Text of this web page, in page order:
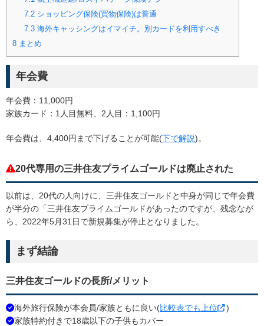
7.2ショッピング保険(買物保険)は普通
7.3海外キャッシングはイマイチ。別カードを利用すべき
8 まとめ
年会費
年会費：11,000円
家族カード：1人目無料、2人目：1,100円
年会費は、4,400円まで下げることが可能(下で解説)。
20代専用の三井住友プライムゴールドは廃止された
以前は、20代の人向けに、三井住友ゴールドと中身が同じで年会費
が半分の「三井住友プライムゴールドがあったのですが、残念なが
ら、2022年5月31日で新規募集が停止となりました。
まず結論
三井住友ゴールドの長所/メリット
海外旅行保険が本会員/家族ともに良い(比較表でも上位
)
家族特約付きで18歳以下の子供もカバー